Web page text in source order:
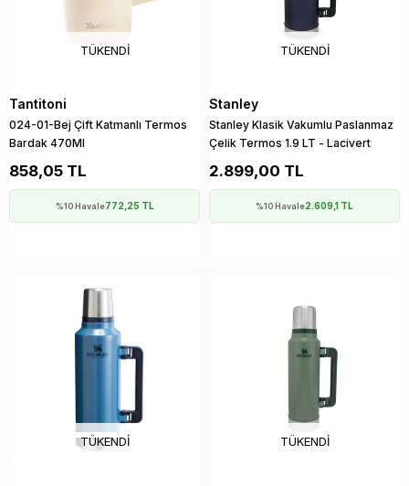
TÜKENDI
Tantitoni
024-01-Bej Çift Katmanlı Termos
Bardak 470Ml
858,05 TL
%10 Havale772,25 TL
TÜKENDI
Stanley
Stanley Klasik Vakumlu Paslanmaz
Çelik Termos 1.9 LT - Lacivert
2.899,00 TL
%10 Havale2.609,1 TL
TÜKENDI TÜKENDI